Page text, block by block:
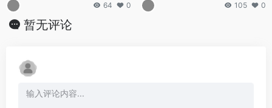
64 0 105 0
暂无评论